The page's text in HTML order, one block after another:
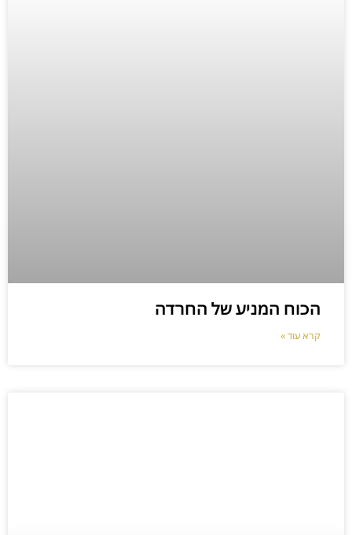
הכוח המניע של החרדה
קרא עוד »